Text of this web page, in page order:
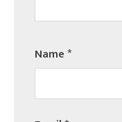
Name*